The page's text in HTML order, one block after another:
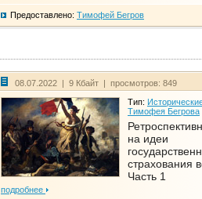
Предоставлено: Тимофей Бегров
08.07.2022 | 9 Кбайт | просмотров: 849
Тип:
Тимофея Бегрова
на идеи
страхования
Часть 1
подробнее